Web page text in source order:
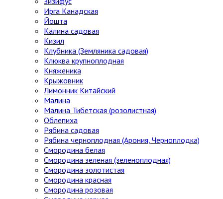
Ирга Канадская
Йошта
Калина садовая
Кизил
Клубника (Земляника садовая)
Клюква крупноплодная
Княженика
Крыжовник
Лимонник Китайский
Малина
Малина Тибетская (розолистная)
Облепиха
Рябина садовая
Рябина черноплодная (Арония, Черноплодка)
Смородина белая
Смородина зеленая (зеленоплодная)
Смородина золотистая
Смородина красная
Смородина розовая